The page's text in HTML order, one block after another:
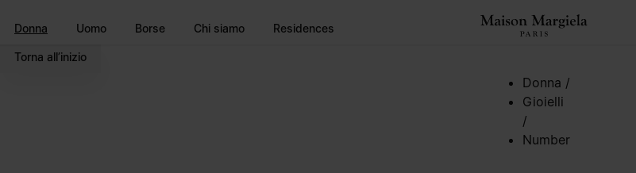
Donna Uomo Borse Chi siamo Residences
Torna all’inizio
Donna /
Gioielli
/
Number